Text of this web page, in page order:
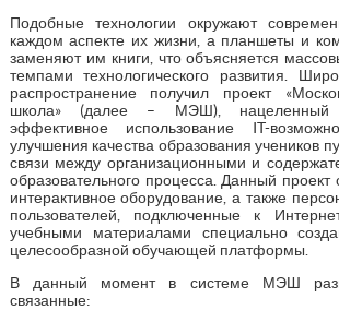
Подобные технологии окружают
каждом аспекте их жизни, а планшеты и
заменяют им книги, что объясняется
темпами технологического развития.
распространение получил проект
школа» (далее – МЭШ), нацеленный
эффективное использование IT-
улучшения качества образования учеников
связи между организационными и
образовательного процесса. Данный проект
интерактивное оборудование, а также
пользователей, подключенные к
учебными материалами специально
целесообразной обучающей платформы.
В данный момент в системе МЭШ
связанные: